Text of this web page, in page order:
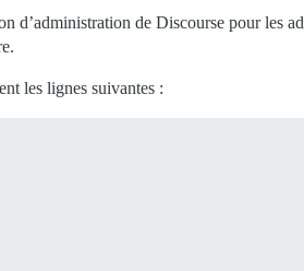
d’administration de Discourse pour les
les lignes suivantes :